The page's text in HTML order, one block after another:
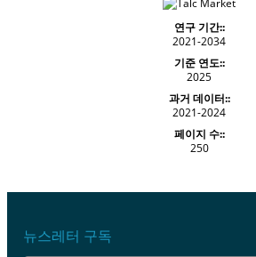
연구 기간::
2021-2034
기준 연도::
2025
과거 데이터::
2021-2024
페이지 수::
250
뉴스레터 구독